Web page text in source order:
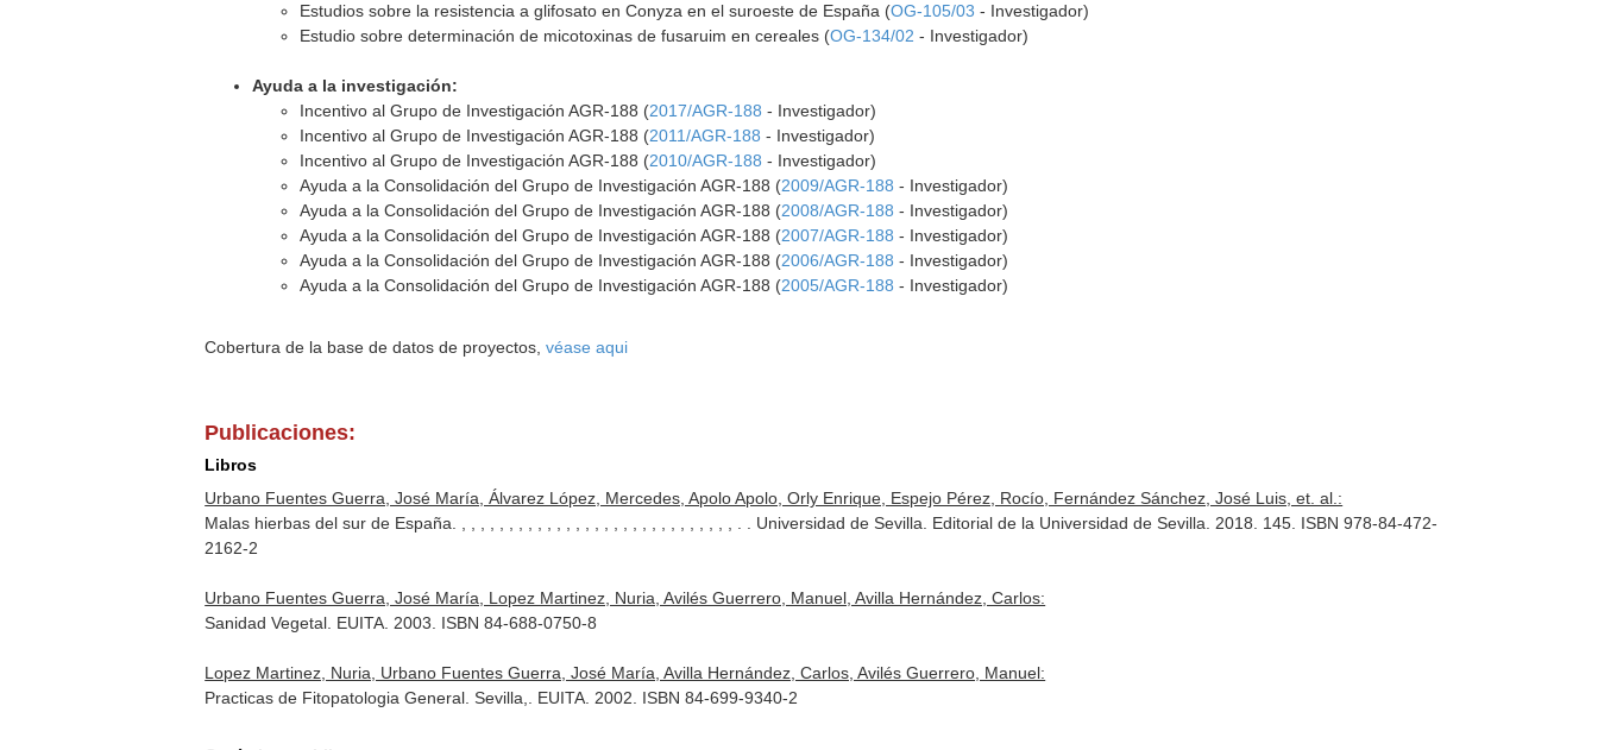
Estudios sobre la resistencia a glifosato en Conyza en el suroeste de España (OG-105/03 - Investigador)
Estudio sobre determinación de micotoxinas de fusaruim en cereales (OG-134/02 - Investigador)
Ayuda a la investigación:
Incentivo al Grupo de Investigación AGR-188 (2017/AGR-188 - Investigador)
Incentivo al Grupo de Investigación AGR-188 (2011/AGR-188 - Investigador)
Incentivo al Grupo de Investigación AGR-188 (2010/AGR-188 - Investigador)
Ayuda a la Consolidación del Grupo de Investigación AGR-188 (2009/AGR-188 - Investigador)
Ayuda a la Consolidación del Grupo de Investigación AGR-188 (2008/AGR-188 - Investigador)
Ayuda a la Consolidación del Grupo de Investigación AGR-188 (2007/AGR-188 - Investigador)
Ayuda a la Consolidación del Grupo de Investigación AGR-188 (2006/AGR-188 - Investigador)
Ayuda a la Consolidación del Grupo de Investigación AGR-188 (2005/AGR-188 - Investigador)
Cobertura de la base de datos de proyectos,véase aqui
Publicaciones:
Libros
Urbano Fuentes Guerra, José María, Álvarez López, Mercedes, Apolo Apolo, Orly Enrique, Espejo Pérez, Rocío, Fernández Sánchez, José Luis, et. al.:
Malas hierbas del sur de España. , , , , , , , , , , , , , , , , , , , , , , , , , , , , , . . Universidad de Sevilla. Editorial de la Universidad de Sevilla. 2018. 145. ISBN 978-84-472-
2162-2
Urbano Fuentes Guerra, José María, Lopez Martinez, Nuria, Avilés Guerrero, Manuel, Avilla Hernández, Carlos:
Sanidad Vegetal. EUITA. 2003. ISBN 84-688-0750-8
Lopez Martinez, Nuria, Urbano Fuentes Guerra, José María, Avilla Hernández, Carlos, Avilés Guerrero, Manuel:
Practicas de Fitopatologia General. Sevilla,. EUITA. 2002. ISBN 84-699-9340-2